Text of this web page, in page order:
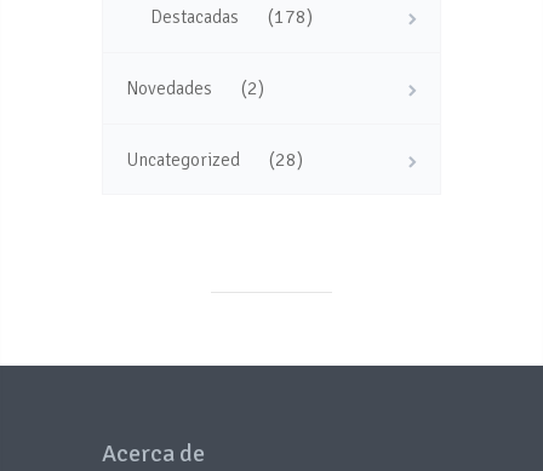
Destacadas (178)
Novedades (2)
Uncategorized (28)
Acerca de